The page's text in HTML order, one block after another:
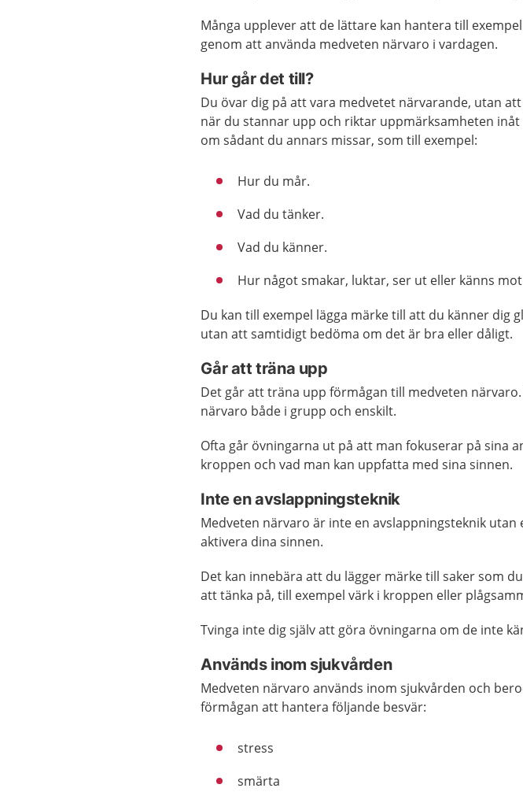
Många upplever att de lättare kan hantera till
genom att använda medveten närvaro i vardagen.
Hur går det till?
Du övar dig på att vara medvetet närvarande, utan
när du stannar upp och riktar uppmärksamheten
om sådant du annars missar, som till exempel:
Hur du mår.
Vad du tänker.
Vad du känner.
Hur något smakar, luktar, ser ut eller känns
Du kan till exempel lägga märke till att du känner dig
utan att samtidigt bedöma om det är bra eller dåligt.
Går att träna upp
Det går att träna upp förmågan till medveten
närvaro både i grupp och enskilt.
Ofta går övningarna ut på att man fokuserar på sina
kroppen och vad man kan uppfatta med sina sinnen.
Inte en avslappningsteknik
Medveten närvaro är inte en avslappningsteknik
aktivera dina sinnen.
Det kan innebära att du lägger märke till saker som
att tänka på, till exempel värk i kroppen eller
Tvinga inte dig själv att göra övningarna om de inte
Används inom sjukvården
Medveten närvaro används inom sjukvården och
förmågan att hantera följande besvär:
stress
smärta